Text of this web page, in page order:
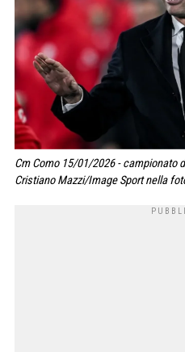
Cm Como 15/01/2026 - campionato
Cristiano Mazzi/Image Sport nella